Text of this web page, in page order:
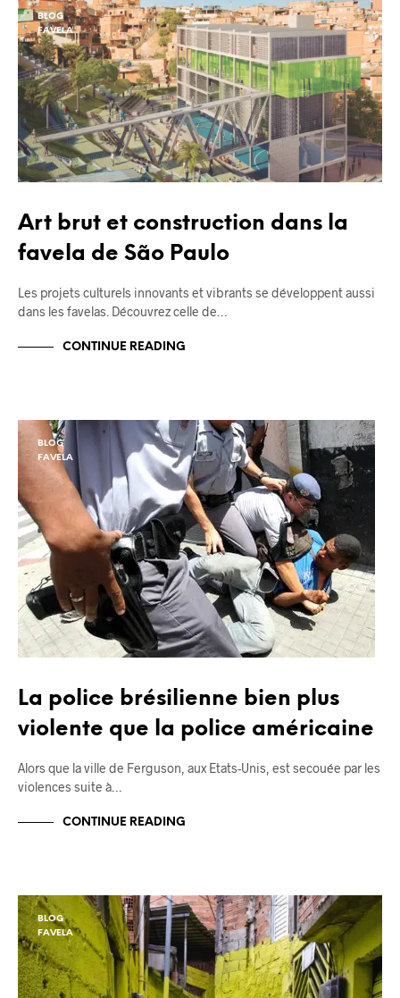
BLOG
FAVELA
Art brut et construction dans la
favela de São Paulo
Les projets culturels innovants et vibrants se développent aussi
dans les favelas. Découvrez celle de…
CONTINUE READING
BLOG
FAVELA
La police brésilienne bien plus
violente que la police américaine
Alors que la ville de Ferguson, aux Etats-Unis, est secouée par les
violences suite à…
CONTINUE READING
BLOG
FAVELA